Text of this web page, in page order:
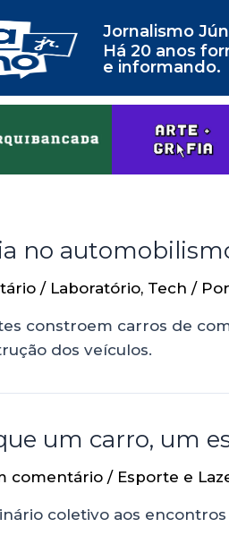
Jornalismo
Há 20 anos
e informando.
no
/ Laboratório, Tech / Por
constroem carros de
dos veículos.
um carro, um
comentário / Esporte e
coletivo aos